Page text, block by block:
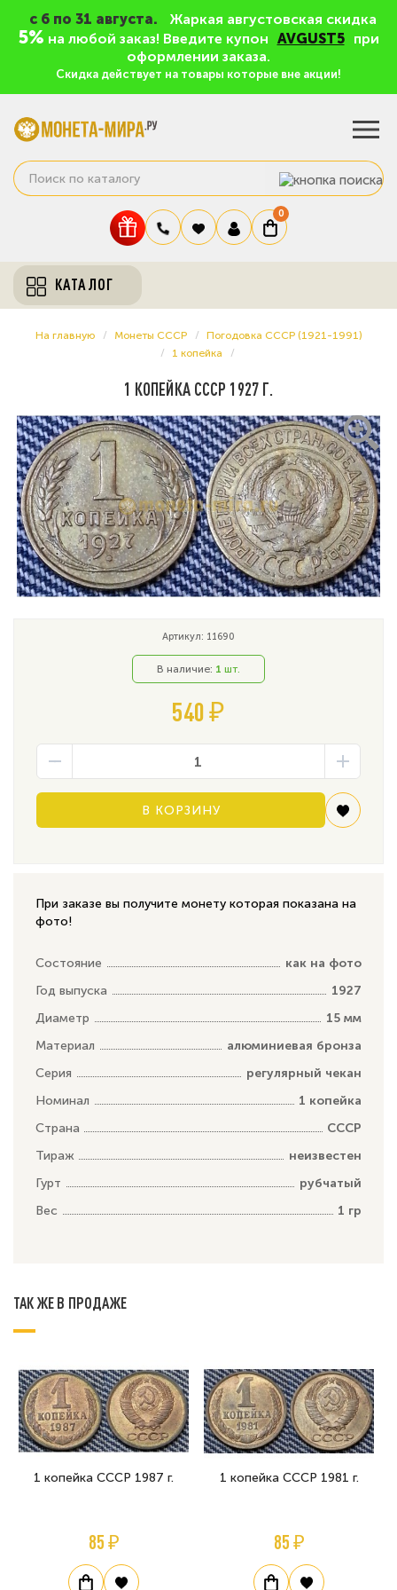
c 6 по 31 августа. Жаркая августовская скидка
5% на любой заказ! Введите купон AVGUST5
при
оформлении заказа.
Скидка действует на товары которые вне акции!
0
КАТАЛОГ
На главную Монеты СССР
Погодовка СССР (1921-1991)
1 копейка
1 КОПЕЙКА СССР 1927 Г.
Артикул: 11690
В наличие: 1 шт.
540 ₽
В КОРЗИНУ
При заказе вы получите монету которая показана на
фото!
Состояние
как на фото
Год выпуска
1927
Диаметр
15 мм
Материал
алюминиевая бронза
Серия
регулярный чекан
Номинал
1 копейка
Страна
СССР
Тираж
неизвестен
Гурт
рубчатый
Вес
1 гр
ТАК ЖЕ В ПРОДАЖЕ
1 копейка СССР 1987 г.
85 ₽
1 копейка СССР 1981 г.
85 ₽